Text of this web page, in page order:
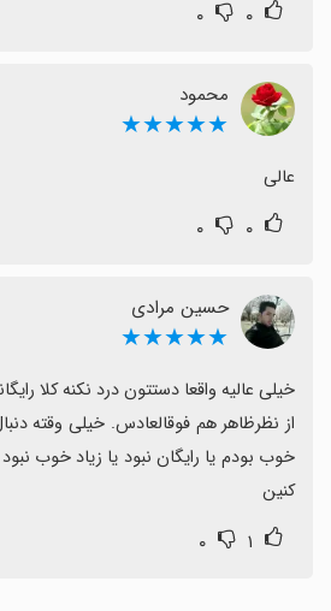
۰ ۰
محمود
★★★★★
عالی
۰ ۰
حسین مرادی
★★★★★
کنین
۱ ۰